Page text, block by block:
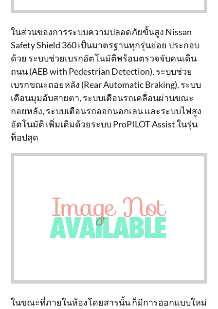
ในส่วนของการระบบความปลอดภัยขั้นสูง Nissan
Safety Shield 360 เป็นมาตรฐานทุกรุ่นย่อย ประกอบ
ด้วย ระบบช่วยเบรกอัตโนมัติพร้อมตรวจจับคนเดิน
ถนน (AEB with Pedestrian Detection), ระบบช่วย
เบรกขณะถอยหลัง (Rear Automatic Braking), ระบบ
เตือนมุมอับสายตา, ระบบเตือนรถเคลื่อนผ่านขณะ
ถอยหลัง, ระบบเตือนรถออกนอกเลน และระบบไฟสูง
อัตโนมัติ เพิ่มเติมด้วยระบบ ProPILOT Assist ในรุ่น
ท็อปสุด
ในขณะที่ภายในห้องโดยสารนั้น ก็มีการออกแบบใหม่